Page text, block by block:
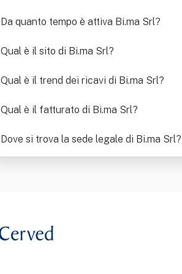
Da quanto tempo è attiva Bi.ma Srl?
Qual è il sito di Bi.ma Srl?
Qual è il trend dei ricavi di Bi.ma Srl?
Qual è il fatturato di Bi.ma Srl?
Dove si trova la sede legale di Bi.ma Srl?